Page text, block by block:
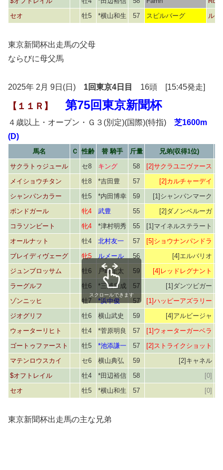
セオ
牡5 *横山和生 57 スピルバーグ ルー
東京新聞杯出走馬の父母
ならびに母父馬
2025年 2月 9日(日) 1回東京4日目 16頭 [15:45発走]
【１１Ｒ】 第75回東京新聞杯
４歳以上・オープン・Ｇ３(別定)(国際)(特指) 芝1600m
(D)
馬名 Ｃ 性齢 替 騎手 斤量
兄弟(収得1位)
サクラトゥジュール
セ8 キング 58
[2]サクラユニヴァース
メイショウチタン
牡8 *吉田豊 57
[2]カルチャーデイ
シャンパンカラー
牡5 *内田博幸 59
[1]シャンパンマーク
ボンドガール
牝4 武豊 55
[2]ダノンベルーガ
コラソンビート
牝4 *津村明秀 55
[1]マイネルステラート
オールナット
牡4 北村友一 57 [5]ショウナンパンドラ
ブレイディヴェーグ
牝5 ルメール 56
[4]エルバリオ
ジュンブロッサム
牡6 戸崎圭太 59
[4]レッドレグナント
ラーグルフ
牡6 *三浦皇成 57
[1]ダンツビガー
ゾンニッヒ
牡7 *浜中俊 57
[1]ハッピーアズラリー
ジオグリフ
牡6 横山武史 59
[4]アルビージャ
ウォーターリヒト
牡4 *菅原明良 57
[1]ウォーターガーベラ
ゴートゥファースト
牡5 *池添謙一 57 [2]ストライクショット
マテンロウスカイ
セ6 横山典弘 59
[2]キャネル
$オフトレイル
牡4 *田辺裕信 58
[0]
セオ
牡5 *横山和生 57 [0]
スクロールできます
東京新聞杯出走馬の主な兄弟